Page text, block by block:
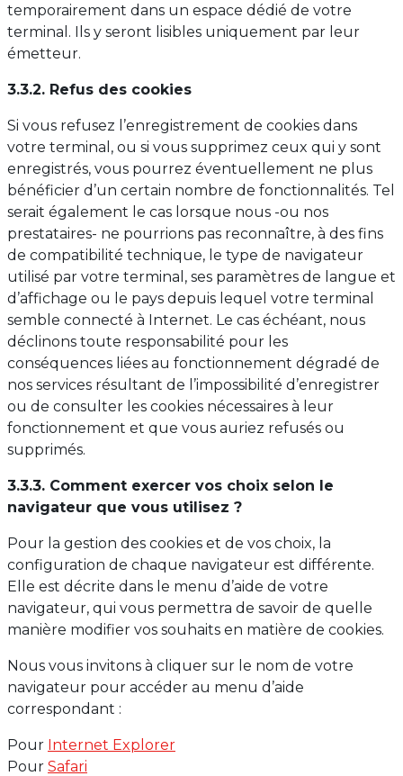
temporairement dans un espace dédié de votre
terminal. Ils y seront lisibles uniquement par leur
émetteur.
3.3.2. Refus des cookies
Si vous refusez l’enregistrement de cookies dans
votre terminal, ou si vous supprimez ceux qui y sont
enregistrés, vous pourrez éventuellement ne plus
bénéficier d’un certain nombre de fonctionnalités. Tel
serait également le cas lorsque nous -ou nos
prestataires- ne pourrions pas reconnaître, à des fins
de compatibilité technique, le type de navigateur
utilisé par votre terminal, ses paramètres de langue et
d’affichage ou le pays depuis lequel votre terminal
semble connecté à Internet. Le cas échéant, nous
déclinons toute responsabilité pour les
conséquences liées au fonctionnement dégradé de
nos services résultant de l’impossibilité d’enregistrer
ou de consulter les cookies nécessaires à leur
fonctionnement et que vous auriez refusés ou
supprimés.
3.3.3. Comment exercer vos choix selon le
navigateur que vous utilisez ?
Pour la gestion des cookies et de vos choix, la
configuration de chaque navigateur est différente.
Elle est décrite dans le menu d’aide de votre
navigateur, qui vous permettra de savoir de quelle
manière modifier vos souhaits en matière de cookies.
Nous vous invitons à cliquer sur le nom de votre
navigateur pour accéder au menu d’aide
correspondant :
Pour Internet Explorer
Pour Safari